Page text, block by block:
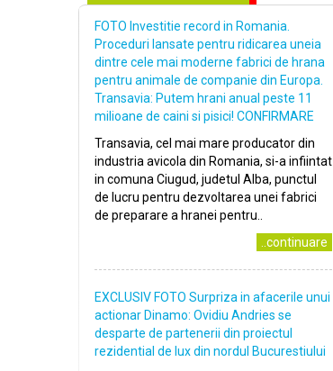
FOTO Investitie record in Romania.
Proceduri lansate pentru ridicarea uneia
dintre cele mai moderne fabrici de hrana
pentru animale de companie din Europa.
Transavia: Putem hrani anual peste 11
milioane de caini si pisici! CONFIRMARE
Transavia, cel mai mare producator din
industria avicola din Romania, si-a infiintat
in comuna Ciugud, judetul Alba, punctul
de lucru pentru dezvoltarea unei fabrici
de preparare a hranei pentru..
..continuare
EXCLUSIV FOTO Surpriza in afacerile unui
actionar Dinamo: Ovidiu Andries se
desparte de partenerii din proiectul
rezidential de lux din nordul Bucurestiului